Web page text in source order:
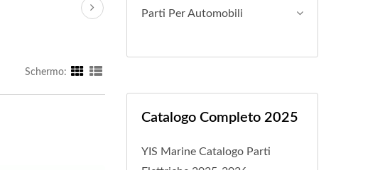
Schermo:
Parti Per Automobili
Catalogo Completo 2025
YIS Marine Catalogo Parti